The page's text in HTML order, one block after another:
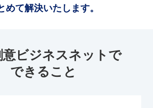
めて解決いたします。
意ビジネスネットで
できること